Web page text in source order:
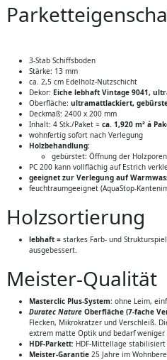
3-Stab Schiffsboden
Stärke: 13 mm
ca. 2,5 cm Edelholz-Nutzschicht
Dekor: Eiche lebhaft Vintage 9041,
Oberfläche: ultramattlackiert,
Deckmaß: 2400 x 200 mm
Inhalt: 4 Stk./Paket = ca. 1,920 m² á
wohnfertig sofort nach Verlegung
Holzbehandlung:
gebürstet: Öffnung der
PC 200 kann vollflächig auf Estrich
geeignet zur Verlegung auf
feuchtraumgeeignet (AquaStop-
Holzsortierung
lebhaft = starkes Farb- und
ausgebessert.
Meister-Qualität
Masterclic Plus-System: ohne Leim,
Duratec Nature Oberfläche (7-fache
Flecken, Mikrokratzer und Verschleiß.
extrem matte Optik und bedarf weniger
HDF-Parkett: HDF-Mittellage stabilisiert
Meister-Garantie 25 Jahre im